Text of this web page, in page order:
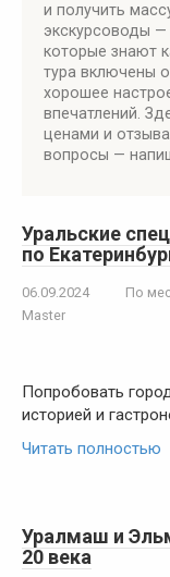
и получить
экскурсоводы
которые знают
тура включены
хорошее
впечатлений.
ценами и
вопросы —
Уральские
по
06.09.2024 По
Master
Попробовать
историей и
Читать полностью
Уралмаш и
20 века